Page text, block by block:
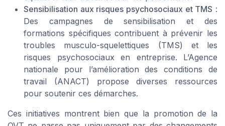
Sensibilisation aux risques psychosociaux et TMS :
Des campagnes de sensibilisation et des
formations spécifiques contribuent à prévenir les
troubles musculo-squelettiques (TMS) et les
risques psychosociaux en entreprise. L’Agence
nationale pour l’amélioration des conditions de
travail (ANACT) propose diverses ressources
pour soutenir ces démarches.
Ces initiatives montrent bien que la promotion de la